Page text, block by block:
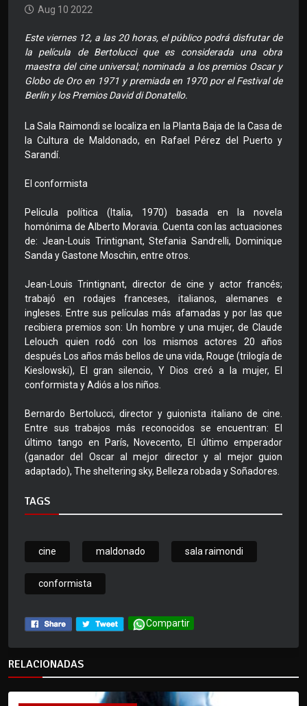
Aug 10 2022
Este viernes 12, a las 20 horas, el público podrá disfrutar de
la película de Bertolucci que es considerada una obra
maestra del cine universal; nominada a los premios Oscar y
Globo de Oro en 1971 y premiada en 1970 por el Festival de
Berlín y los Premios David di Donatello.
La Sala Raimondi se localiza en la Planta Baja de la Casa de
la Cultura de Maldonado, en Rafael Pérez del Puerto y
Sarandí.
El conformista
Película política (Italia, 1970) basada en la novela
homónima de Alberto Moravia. Cuenta con las actuaciones
de: Jean-Louis Trintignant, Stefania Sandrelli, Dominique
Sanda y Gastone Moschin, entre otros.
Jean-Louis Trintignant, director de cine y actor francés;
trabajó en rodajes franceses, italianos, alemanes e
ingleses. Entre sus películas más afamadas y por las que
recibiera premios son: Un hombre y una mujer, de Claude
Lelouch quien rodó con los mismos actores 20 años
después Los años más bellos de una vida, Rouge (trilogía de
Kieslowski), El gran silencio, Y Dios creó a la mujer, El
conformista y Adiós a los niños.
Bernardo Bertolucci, director y guionista italiano de cine.
Entre sus trabajos más reconocidos se encuentran: El
último tango en París, Novecento, El último emperador
(ganador del Oscar al mejor director y al mejor guion
adaptado), The sheltering sky, Belleza robada y Soñadores.
TAGS
cine maldonado sala raimondi
conformista
Compartir
RELACIONADAS